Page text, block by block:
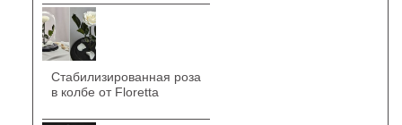
Стабилизированная роза
в колбе от Floretta